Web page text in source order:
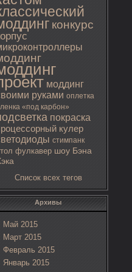
конкурс
моддинг
руками оплетка
«под карбон»
покраска
кулер
стимпанк
фулкавер шоу Бэна
Список всех тегов
Архивы
Май 2015
Март 2015
Февраль 2015
Январь 2015